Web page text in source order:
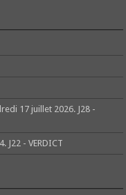
17 juillet 2026. J28 -
J22 - VERDICT